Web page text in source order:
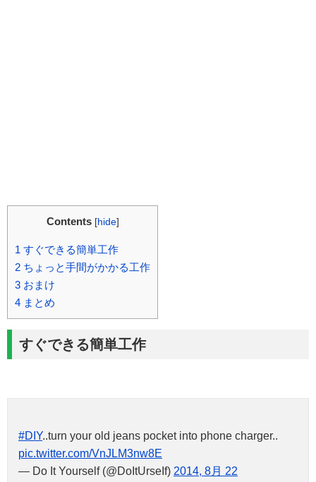
Contents [hide]
1 すぐできる簡単工作
2 ちょっと手間がかかる工作
3 おまけ
4 まとめ
すぐできる簡単工作
#DIY..turn your old jeans pocket into phone charger..
pic.twitter.com/VnJLM3nw8E
— Do It Yourself (@DoItUrseIf) 2014, 8月 22